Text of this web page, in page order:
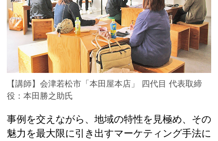
【講師】会津若松市「本田屋本店」 四代目 代表取締
役：本田勝之助氏
事例を交えながら、地域の特性を見極め、その
魅力を最大限に引き出すマーケティング手法に